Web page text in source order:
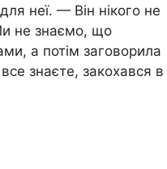
неї. — Він нікого не
не знаємо, що
а потім заговорила
знаєте, закохався в